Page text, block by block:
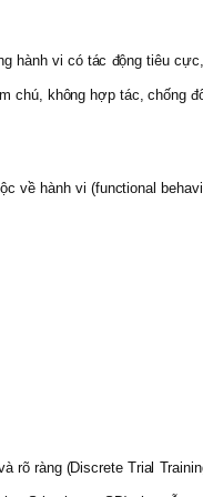
hành vi có tác động tiêu
không hợp tác, chống
về hành vi (functional
rõ ràng (Discrete Trial